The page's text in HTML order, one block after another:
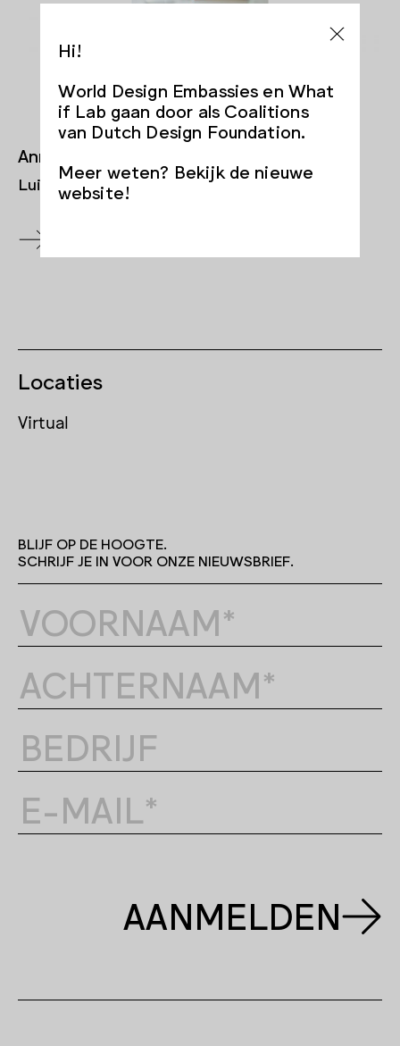
Anne van Strien
Luisteren naar de stem van water
Locaties
Virtual
Hi!
World Design Embassies en What
if Lab gaan door als Coalitions
van Dutch Design Foundation.
Meer weten? Bekijk de nieuwe
website!
BLIJF OP DE HOOGTE.
SCHRIJF JE IN VOOR ONZE NIEUWSBRIEF.
AANMELDEN